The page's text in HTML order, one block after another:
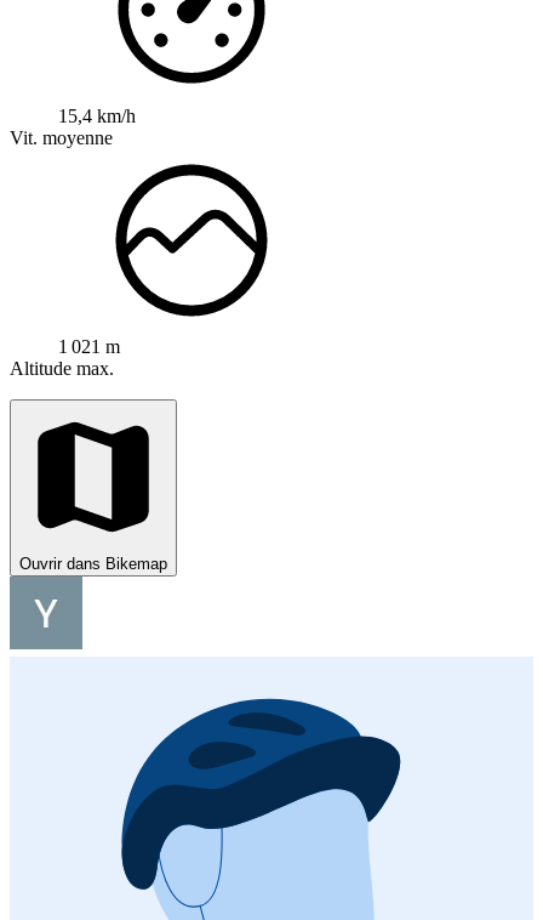
15,4 km/h
Vit. moyenne
1 021 m
Altitude max.
Ouvrir dans Bikemap